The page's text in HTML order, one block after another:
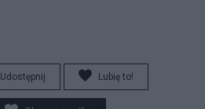
Udostępnij Lubię to!